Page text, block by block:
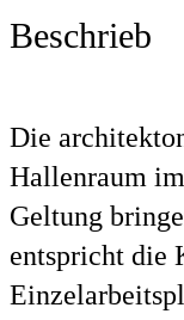
Beschrieb
Die
Hallenraum
Geltung
entspricht die